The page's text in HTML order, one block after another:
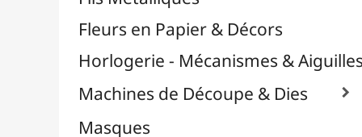
Tampons et Encreurs 
Washi Tape / Masking Tape
EFCOLOR - Émaux à Froid
Médiums, Vernis & Colles
Modelage / Sculpture
Peintures / Couleurs